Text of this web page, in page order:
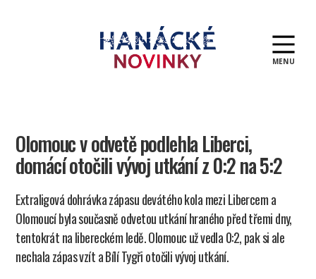
MENU
Olomouc v odvetě podlehla Liberci,
domácí otočili vývoj utkání z 0:2 na 5:2
Extraligová dohrávka zápasu devátého kola mezi Libercem a
Olomoucí byla současně odvetou utkání hraného před třemi dny,
tentokrát na libereckém ledě. Olomouc už vedla 0:2, pak si ale
nechala zápas vzít a Bílí Tygři otočili vývoj utkání.